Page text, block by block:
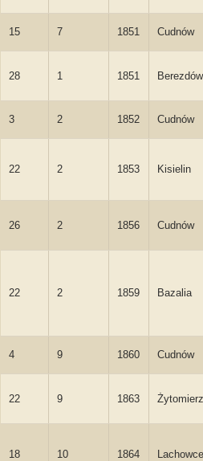
15 7 1851 Cudnów
28 1 1851 Berezdów
3 2 1852 Cudnów
22 2 1853 Kisielin
26 2 1856 Cudnów
22 2 1859 Bazalia
4 9 1860 Cudnów
22 9 1863 Żytomierz
18 10 1864 Lachowce